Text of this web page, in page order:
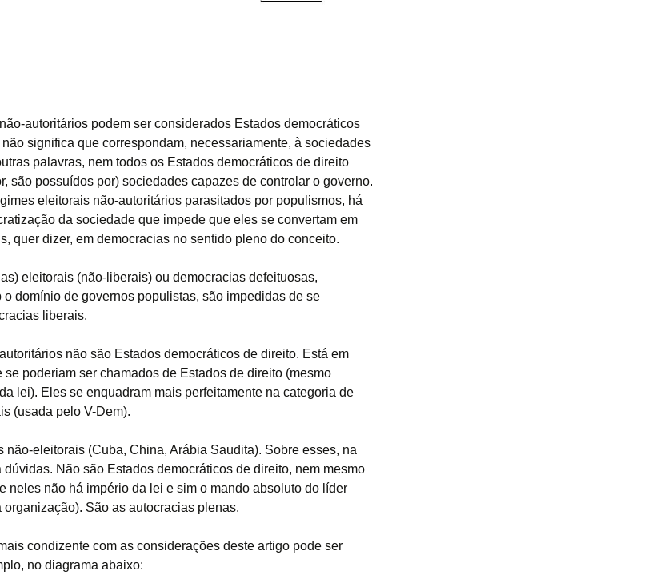
autoritários podem ser considerados Estados democráticos
significa que correspondam, necessariamente, à sociedades
palavras, nem todos os Estados democráticos de direito
são possuídos por) sociedades capazes de controlar o governo.
eleitorais não-autoritários parasitados por populismos, há
da sociedade que impede que eles se convertam em
quer dizer, em democracias no sentido pleno do conceito.
eleitorais (não-liberais) ou democracias defeituosas,
o domínio de governos populistas, são impedidas de se
liberais.
não são Estados democráticos de direito. Está em
se poderiam ser chamados de Estados de direito (mesmo
lei). Eles se enquadram mais perfeitamente na categoria de
(usada pelo V-Dem).
não-eleitorais (Cuba, China, Arábia Saudita). Sobre esses, na
dúvidas. Não são Estados democráticos de direito, nem mesmo
neles não há império da lei e sim o mando absoluto do líder
organização). São as autocracias plenas.
condizente com as considerações deste artigo pode ser
no diagrama abaixo: